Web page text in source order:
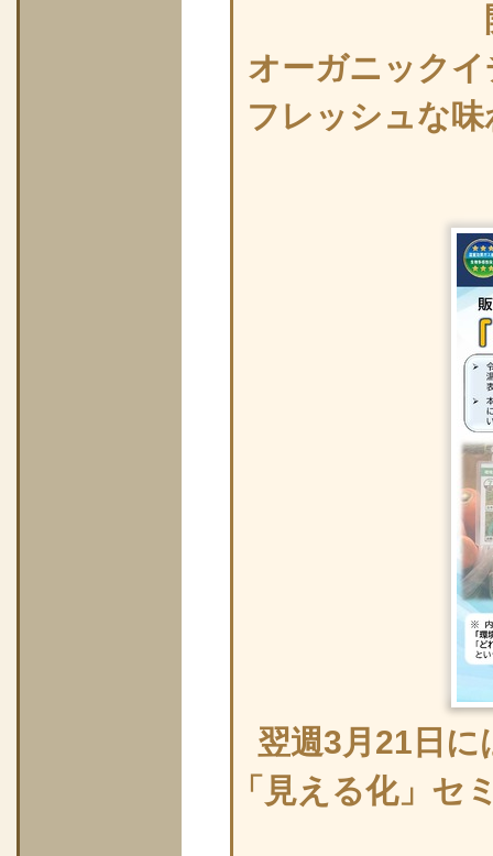
オーガニック
フレッシュな
翌週3月21日
「見える化」セ